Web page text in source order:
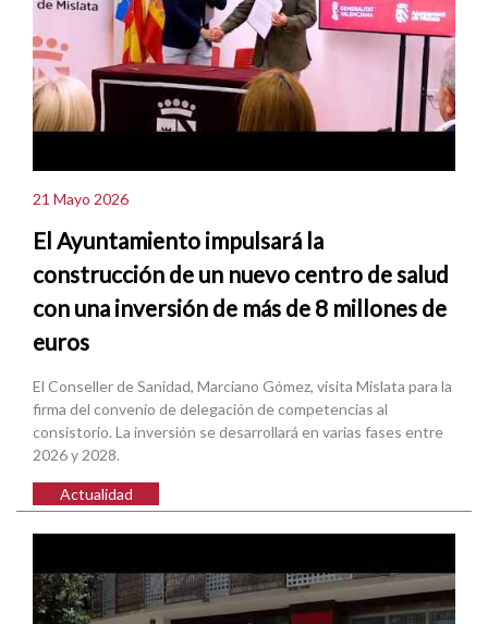
21 Mayo 2026
El Ayuntamiento impulsará la
construcción de un nuevo centro de salud
con una inversión de más de 8 millones de
euros
El Conseller de Sanidad, Marciano Gómez, visita Mislata para la
firma del convenio de delegación de competencias al
consistorio. La inversión se desarrollará en varias fases entre
2026 y 2028.
Actualidad